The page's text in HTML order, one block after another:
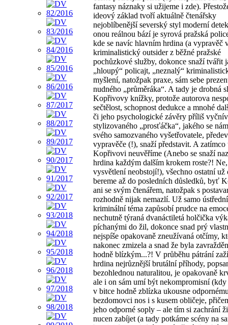
fantasy náznaky si užijeme i zde).
ideový základ tvoří aktuálně čtenářsky
nejoblíbenější severský styl moderní
onou reálnou bází je syrová pražská
kde se navíc hlavním hrdina (a vypravěč
kriminalistický outsider z běžné pražské
pochůzkové služby, dokonce snaží tvářit
„hloupý“ policajt, „neznalý“
myšlení, natožpak praxe, sám sebe
nudného „průměráka“. A tady je drobná
Kopřivovy knížky, protože autorova
sečtělost, schopnost dedukce a mnohé
či jeho psychologické závěry příliš
stylizovaného „prosťáčka“, jakého se
svého samozvaného vyšetřovatele,
vypravěče (!), snaží představit. A zatímco
Kopřivovi neuvěříme (Anebo se snaží
hrdina každým dalším krokem roste?!
vysvětlení neobstojí!), všechno ostatní už
bereme až do posledních důsledků, byť
ani se svým čtenářem, natožpak s
rozhodně nijak nemazlí. Už samo ústřední
kriminální téma zapůsobí prudce na
nechutně týraná dvanáctiletá holčička
píchanými do žil, dokonce snad prý
nejspíše opakovaně zneužívaná otčímy,
nakonec zmizela a snad že byla
hodně blízkým...?! V průběhu pátrání
hrdina nejrůznější brutální příhody,
bezohlednou naturalitou, je opakovaně
ale i on sám umí být nekompromisní
v bitce hodně zblízka ukousne
bezdomovci nos i s kusem obličeje,
jeho odporné soply – ale tím si zachrání
nucen zabíjet (a tady potkáme scény na